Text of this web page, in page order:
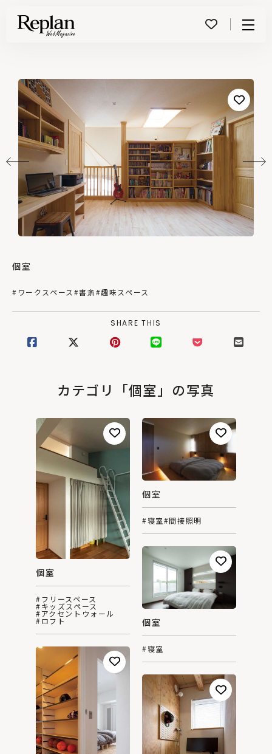
個室
#ワークスペース #書斎#趣味スペース
SHARE THIS
カテゴリ「個室」の写真
個室
#フリースペース
#キッズスペース
#アクセントウォール
#ロフト
個室
#寝室#間接照明
個室
#寝室